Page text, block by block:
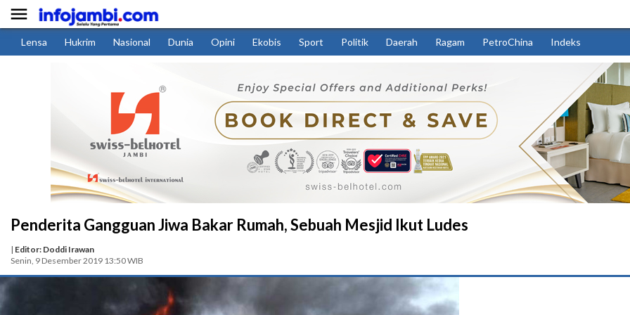

Lensa Hukrim Nasional Dunia Opini Ekobis Sport Politik Daerah Ragam PetroChina Indeks
Penderita Gangguan Jiwa Bakar Rumah, Sebuah Mesjid Ikut Ludes
| Editor: Doddi Irawan
Senin, 9 Desember 2019 13:50 WIB